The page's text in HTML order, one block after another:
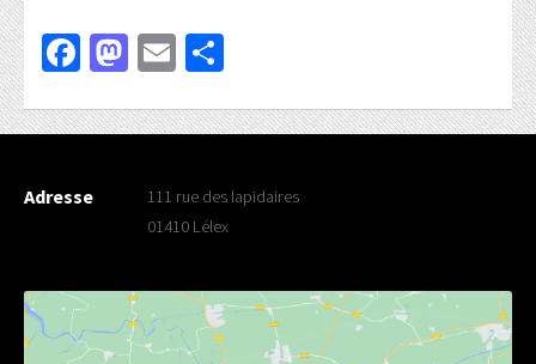
Facebook
Mastodon
Email
Adresse
111 rue des lapidaires
01410 Lélex